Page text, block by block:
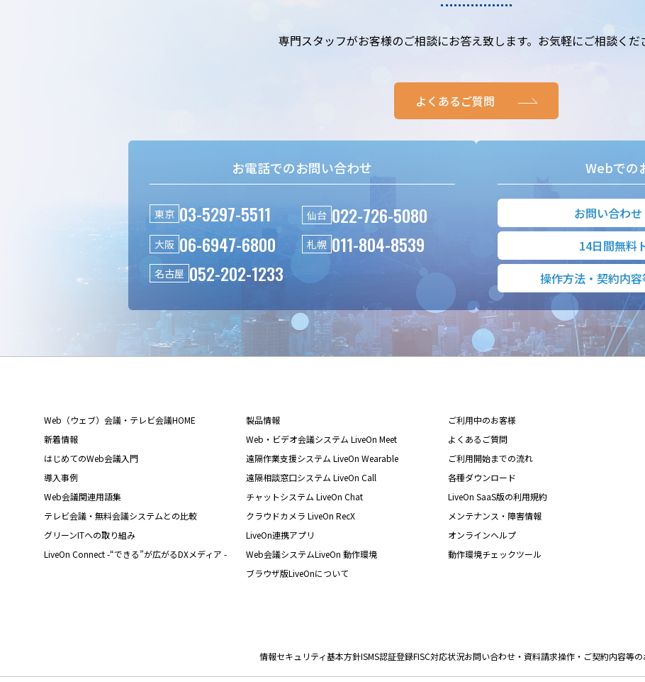
専門スタッフがお客様のご相談にお答え致します。お気軽にご相談くだ
よくあるご質問
お電話でのお問い合わせ
東京 03-5297-5511 仙台 022-726-5080
大阪 06-6947-6800 札幌 011-804-8539
名古屋 052-202-1233
Webでの
お問い合わ
14日間無料
操作方法・契約内
Web（ウェブ）会議・テレビ会議HOME
新着情報
はじめてのWeb会議入門
導入事例
Web会議関連用語集
テレビ会議・無料会議システムとの比較
グリーンITへの取り組み
LiveOn Connect -“できる”が広がるDXメディア -
製品情報
Web・ビデオ会議システム LiveOn Meet
遠隔作業支援システム LiveOn Wearable
遠隔相談窓口システム LiveOn Call
チャットシステム LiveOn Chat
クラウドカメラ LiveOn RecX
LiveOn連携アプリ
Web会議システムLiveOn 動作環境
ブラウザ版LiveOnについて
ご利用中のお客様
よくあるご質問
ご利用開始までの流れ
各種ダウンロード
LiveOn SaaS版の利用規約
メンテナンス・障害情報
オンラインヘルプ
動作環境チェックツール
情報セキュリティ基本方針ISMS認証登録FISC対応状況お問い合わせ・資料請求操作・ご契約内容等